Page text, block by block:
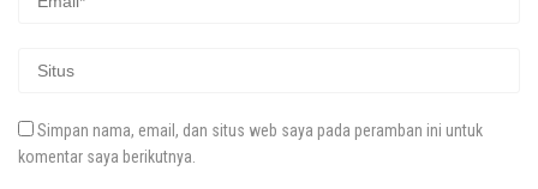
Simpan nama, email, dan situs web saya pada peramban ini untuk
komentar saya berikutnya.